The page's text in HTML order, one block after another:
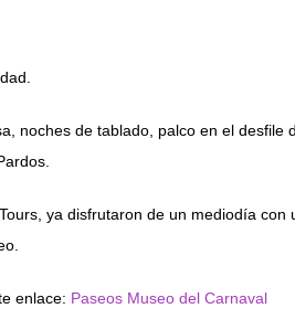
de tablado, palco en el desfile
ya disfrutaron de un mediodía
enlace: Paseos Museo del Carnaval